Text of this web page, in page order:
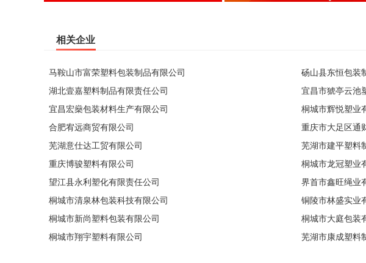
相关企业
马鞍山市富荣塑料包装制品有限公司
湖北壹嘉塑料制品有限责任公司
宜昌宏燊包装材料生产有限公司
合肥宥远商贸有限公司
芜湖意仕达工贸有限公司
重庆博骏塑料有限公司
望江县永利塑化有限责任公司
桐城市清泉林包装科技有限公司
桐城市新尚塑料包装有限公司
桐城市翔宇塑料有限公司
砀山县东恒包装
宜昌市猇亭云池
桐城市辉悦塑业
重庆市大足区通
芜湖市建平塑料
桐城市龙冠塑业
界首市鑫旺绳业
铜陵市林盛实业
桐城市大庭包装
芜湖市康成塑料